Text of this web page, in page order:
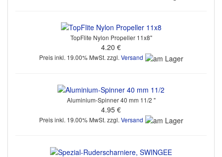
TopFlite Nylon Propeller 11x8"
4.20 €
Preis inkl. 19.00% MwSt. zzgl. Versand
Aluminium-Spinner 40 mm 11/2 "
4.95 €
Preis inkl. 19.00% MwSt. zzgl. Versand